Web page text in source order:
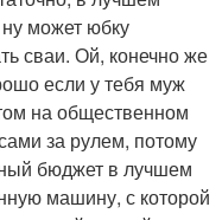
может юбку
сваи. Ой, конечно же
если у тебя муж
на общественном
за рулем, потому
бюджет в лучшем
машину, с которой